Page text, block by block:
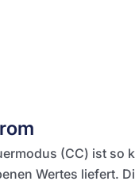
(CC) ist so
Wertes liefert.